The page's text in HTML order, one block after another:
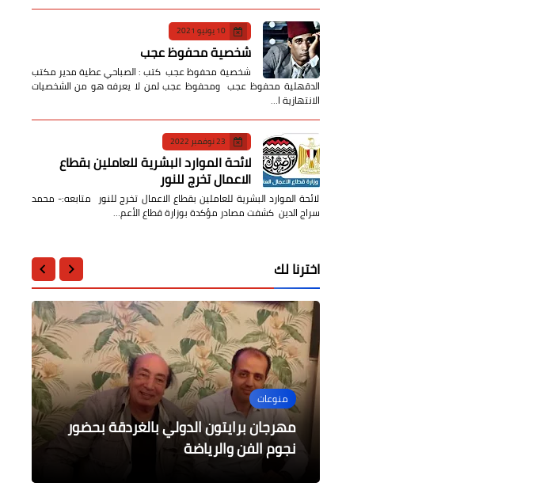
10 يونيو 2021
شخصية محفوظ عجب
شخصية محفوظ عجب كتب : الصباحي عطية مدير مكتب
الدقهلية محفوظ عجب ومحفوظ عجب لمن لا يعرفه هو من الشخصيات
الانتهازية ا…
23 نوفمبر 2022
لائحة الموارد البشرية للعاملين بقطاع
الاعمال تخرج للنور
لائحة الموارد البشرية للعاملين بقطاع الاعمال تخرج للنور متابعه:- محمد
سراج الدين كشفت مصادر مؤكدة بوزارة قطاع الأعم…
اخترنا لك
منوعات
مهرجان برايتون الدولي بالغردقة بحضور
نجوم الفن والرياضة
عربى
عشرات المحتجين يغلقوا خطي تصدير
واستيراد النفط بالسودان
أدب وشعر
حانة الذكريات
حوادث وقضايا
مفاجاة بالتحقيقات في واقعة اغتصاب
طفلة على يد أمام مسجد بالدقهلية
الرأى
تفهم الخلافات الزوجية .. بقلم - الدكتورة
شيماء صبحي